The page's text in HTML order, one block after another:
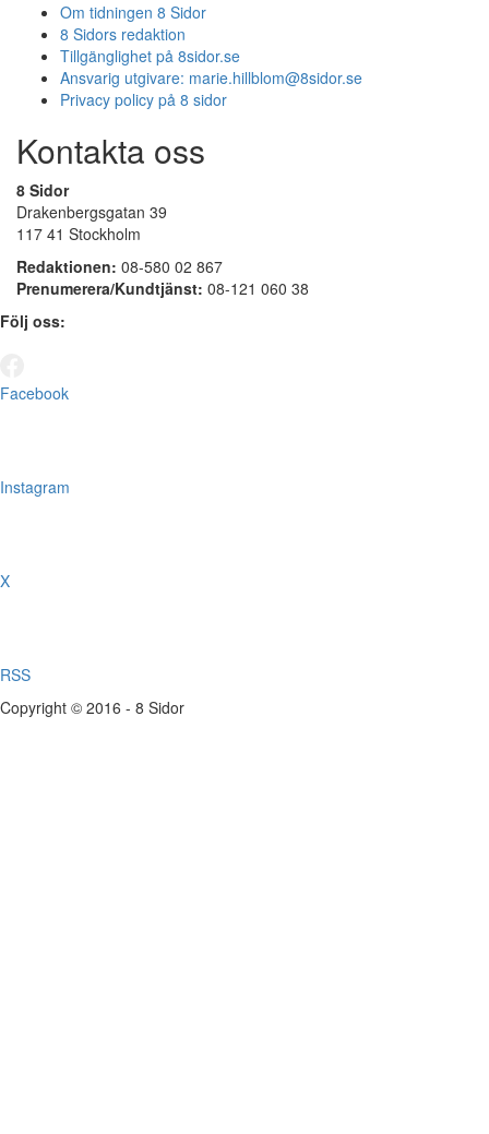
Om tidningen 8 Sidor
8 Sidors redaktion
Tillgänglighet på 8sidor.se
Ansvarig utgivare: marie.hillblom@8sidor.se
Privacy policy på 8 sidor
Kontakta oss
8 Sidor
Drakenbergsgatan 39
117 41 Stockholm
Redaktionen: 08-580 02 867
Prenumerera/Kundtjänst: 08-121 060 38
Följ oss:
Facebook
Instagram
X
RSS
Copyright © 2016 - 8 Sidor